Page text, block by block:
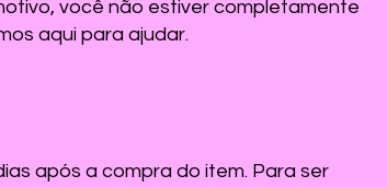
você não estiver completamente
aqui para ajudar.
após a compra do item. Para ser